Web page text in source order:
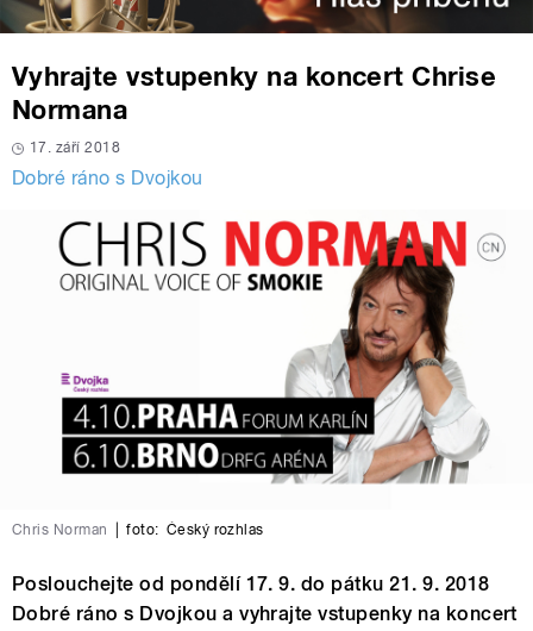
Vyhrajte vstupenky na koncert Chrise
Normana
17. září 2018
Dobré ráno s Dvojkou
Chris Norman foto: Český rozhlas
Poslouchejte od pondělí 17. 9. do pátku 21. 9. 2018
Dobré ráno s Dvojkou a vyhrajte vstupenky na koncert